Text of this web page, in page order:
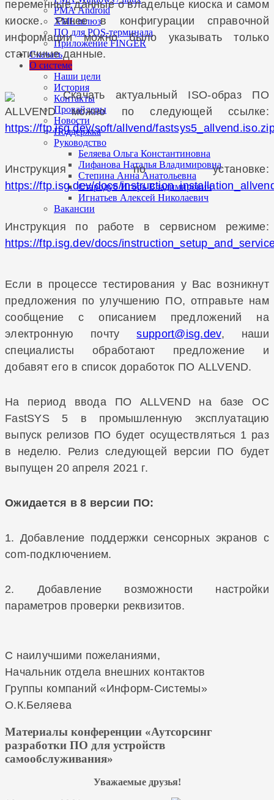
РМА Android
XML шлюз
ПО для POS-терминала
Приложение FINGER
Скачать
О системе
Наши цели
История
Контакты
Провайдеры
Новости
Поддержка
Руководство
Беляева Ольга Константиновна
Лифанова Наталья Владимировна
Степина Анна Анатольевна
Стародуб Игорь Владимирович
Игнатьев Алексей Николаевич
Вакансии
переменные данные о владельце киоска и самом
киоске. Ранее в конфигурации справочной
информации можно было указывать только
статичные данные.
Скачать актуальный ISO-образ ПО
ALLVEND можно по следующей ссылке:
https://ftp.isg.dev/soft/allvend/
Инструкция по установке:
https://ftp.isg.dev/docs/
Инструкция по работе в сервисном режиме:
https://ftp.isg.dev/docs/
Если в процессе тестирования у Вас возникнут
предложения по улучшению ПО, отправьте нам
сообщение с описанием предложений на
электронную почту
, наши
специалисты обработают предложение и
добавят его в список доработок ПО ALLVEND.
На период ввода ПО ALLVEND на базе ОС
FastSYS 5 в промышленную эксплуатацию
выпуск релизов ПО будет осуществляться 1 раз
в неделю. Релиз следующей версии ПО будет
выпущен 20 апреля 2021 г.
Ожидается в 8 версии ПО:
1. Добавление поддержки сенсорных экранов с
com-подключением.
2. Добавление возможности настройки
параметров проверки реквизитов.
С наилучшими пожеланиями,
Начальник отдела внешних контактов
Группы компаний «Информ-Системы»
О.К.Беляева
Материалы конференции «Аутсорсинг
разработки ПО для устройств
самообслуживания»
Уважаемые друзья!